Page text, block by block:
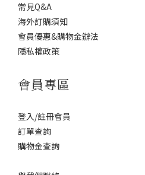
常見Q&A
海外訂購須知
會員優惠&購物金辦法
隱私權政策
會員專區
登入/註冊會員
訂單查詢
購物金查詢